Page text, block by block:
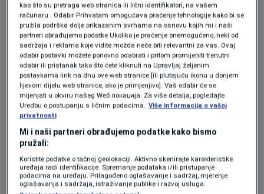
Pucnjava se dogodila u ulici Harisa Merzića u
blizini Prve osnovne škole na Ilidži. I osoba koja
je ranjena i koja je pucala su 1999. godište.
Podsjetimo, pucnjava se dogodila oko 12.15
sati, a prvobitne informacije su govorile da
nema niko povrijeđen.
Sarajevska policija je na terenu i vrši uviđaj.
kao što su pretraga web stranica ili lični identifikatori, na vašem
računaru . Odabir Prihvatam omogućava praćenje tehnologije kako bi se
pružila podrška dolje prikazanim svrhama na osnovu kojih mi i naši
partneri obrađujemo podatke Ukoliko je praćenje onemogućeno, neki od
sadržaja i reklama koje vidite možda neće biti relevantni za vas. Ovaj
odabir postavki možete ponovno odabrati i pritom promijeniti trenutni
odabir ili pristanak tako što ćete kliknuti na Upravljaj željenim
postavkama link na dnu ove web stranice [ili plutajuću ikonu u donjem
lijevom dijelu web stranice, ako je primjenjivo]. Vaš odabir će se
mijenjati u okviru našeg Wеб локација. Za više detalja, pogledajte
Uredbu o postupanju s ličnim podacima. Više informacija o vašoj
privatnosti
Mi i naši partneri obrađujemo podatke kako bismo
pružali:
Koristite podatke o tačnoj geolokaciji. Aktivno skenirajte karakteristike
uređaja radi identifikacije. Spremanje podataka i/ili pristupanje
podacima na uređaju. Prilagođeno oglašavanje i sadržaj, mjerenje
oglašavanja i sadržaja, istraživanje publike i razvoj usluga.